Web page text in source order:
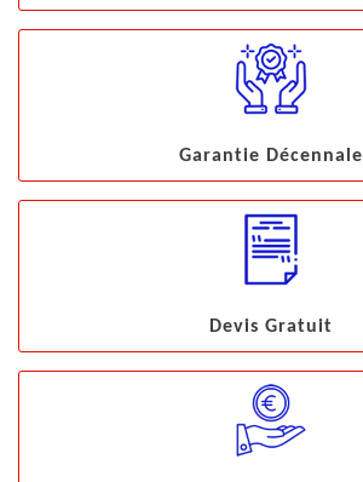
Garantie Décennale
Devis Gratuit